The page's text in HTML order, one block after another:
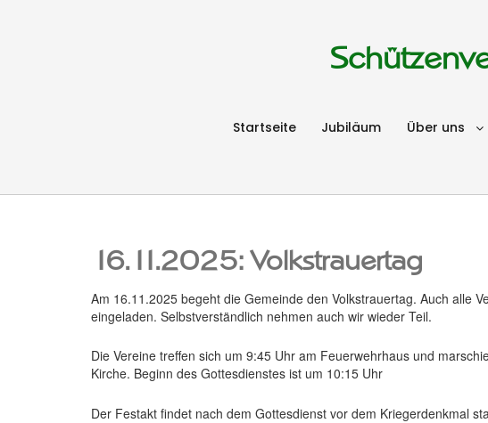
Startseite Jubiläum Über uns
16.11.2025: Volkstrauertag
Am 16.11.2025 begeht die Gemeinde den Volkstrauertag. Auch alle
eingeladen. Selbstverständlich nehmen auch wir wieder Teil.
Die Vereine treffen sich um 9:45 Uhr am Feuerwehrhaus und
Kirche. Beginn des Gottesdienstes ist um 10:15 Uhr
Der Festakt findet nach dem Gottesdienst vor dem Kriegerdenkmal